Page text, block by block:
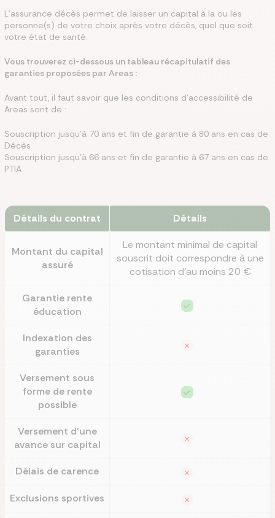
L’assurance décès permet de laisser un capital à la ou les
personne(s) de votre choix après votre décès, quel que soit
votre état de santé.
Vous trouverez ci-dessous un tableau récapitulatif des
garanties proposées par Areas :
Avant tout, il faut savoir que les conditions d'accessibilité de
Areas sont de :
Souscription jusqu’à 70 ans et fin de garantie à 80 ans en cas de
Décès
Souscription jusqu’à 66 ans et fin de garantie à 67 ans en cas de
PTIA
Détails du contrat Détails
Montant du capital
assuré
Le montant minimal de capital
souscrit doit correspondre à une
cotisation d’au moins 20 €
Garantie rente
éducation
Indexation des
garanties
Versement sous
forme de rente
possible
Versement d’une
avance sur capital
Délais de carence
Exclusions sportives